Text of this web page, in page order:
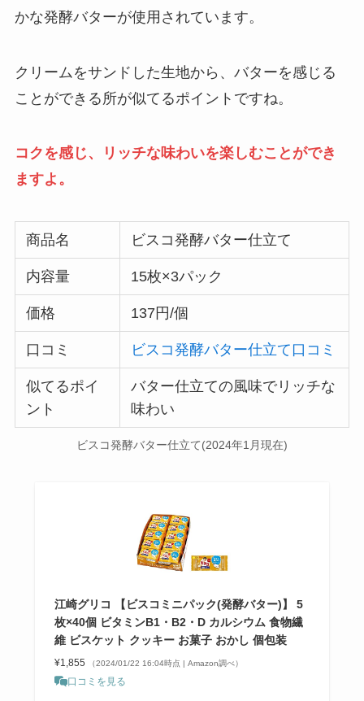
かな発酵バターが使用されています。
クリームをサンドした生地から、バターを感じる
ことができる所が似てるポイントですね。
コクを感じ、リッチな味わいを楽しむことができ
ますよ。
商品名 ビスコ発酵バター仕立て
内容量 15枚×3パック
価格 137円/個
口コミ ビスコ発酵バター仕立て口コミ
似てるポイ
ント
バター仕立ての風味でリッチな
味わい
ビスコ発酵バター仕立て(2024年1月現在)
江崎グリコ 【ビスコミニパック(発酵バター)】 5
枚×40個 ビタミンB1・B2・D カルシウム 食物繊
維 ビスケット クッキー お菓子 おかし 個包装
¥1,855 （2024/01/22 16:04時点 | Amazon調べ）
口コミを見る